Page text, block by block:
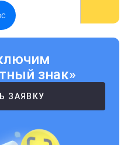
знак»
ЗАЯВКУ